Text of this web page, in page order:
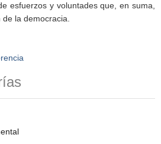
esfuerzos y voluntades que, en suma,
la democracia.